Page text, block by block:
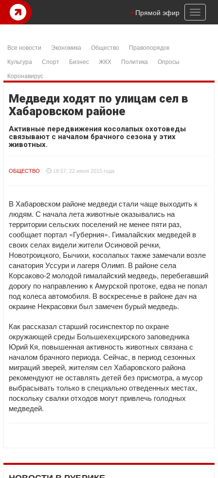
Toggle
Прямой эфир
Все новости Экономика Общество
Правопорядок
Культура
Спорт Бизнес ЖКХ Политика
Опросы
Коронавирус
Медведи ходят по улицам сел в
Хабаровском районе
Активные передвижения косолапых охотоведы
связывают с началом брачного сезона у этих
животных.
ОБЩЕСТВО 18:57, 22 июня 2015 года
В Хабаровском районе медведи стали чаще выходить к
людям. С начала лета животные оказывались на
территории сельских поселений не менее пяти раз,
сообщает портал «Губерния». Гималайских медведей в
своих селах видели жители Осиновой речки,
Новотроицкого, Бычихи, косолапых также замечали возле
санатория Уссури и лагеря Олимп. В районе села
Корсаково-2 молодой гималайский медведь, перебегавший
дорогу по направлению к Амурской протоке, едва не попал
под колеса автомобиля. В воскресенье в районе дач на
окраине Некрасовки был замечен бурый медведь.
Как рассказал старший госинспектор по охране
окружающей среды Большехехцирского заповедника
Юрий Кя, повышенная активность животных связана с
началом брачного периода. Сейчас, в период сезонных
миграций зверей, жителям сел Хабаровского района
рекомендуют не оставлять детей без присмотра, а мусор
выбрасывать только в специально отведенных местах,
поскольку свалки отходов могут привлечь голодных
медведей.